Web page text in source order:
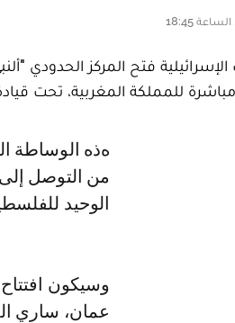
فتح المركز الحدودي
للمملكة المغربية، تحت
هذه الوساطة التي قامت بها المملكة المغربية والولايات المتحدة الأمريكية، مكنت
الوحيد
وسيكون
عمان، ساري